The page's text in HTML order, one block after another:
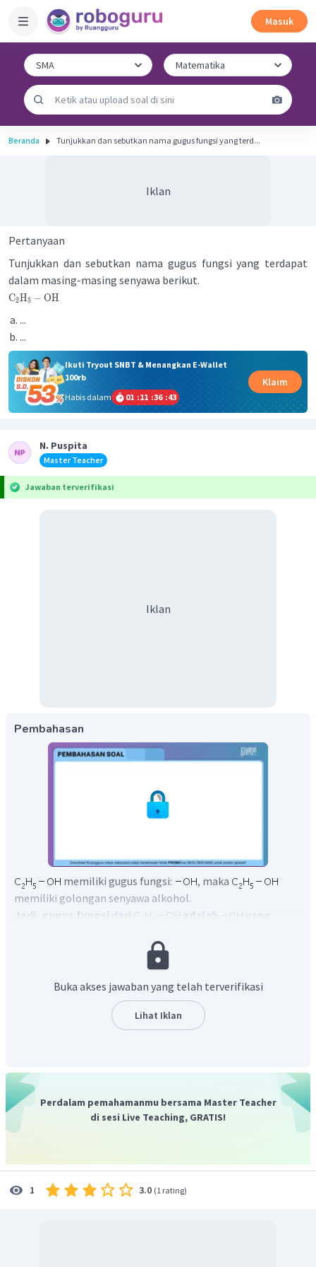
Masuk
Beranda Tunjukkan dan sebutkan nama gugus fungsi yang terd...
Iklan
Pertanyaan
Tunjukkan dan sebutkan nama gugus fungsi yang terdapat
dalam masing-masing senyawa berikut.
C2H5 − OH
...
...
Ikuti Tryout SNBT & Menangkan E-Wallet
100rb
Habis dalam
01 :11 :36 :42
Klaim
N. Puspita
Master Teacher
Jawaban terverifikasi
Iklan
Pembahasan
memiliki gugus fungsi:
, maka
memiliki golongan senyawa alkohol.
Jadi, gugus fungsi dari
adalah
Buka akses jawaban yang telah terverifikasi
Lihat Iklan
Perdalam pemahamanmu bersama Master Teacher
di sesi Live Teaching, GRATIS!
1 3.0 (1 rating)